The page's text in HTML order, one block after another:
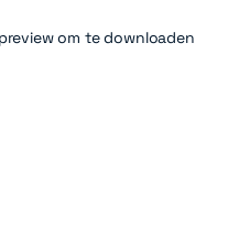
om te downloaden